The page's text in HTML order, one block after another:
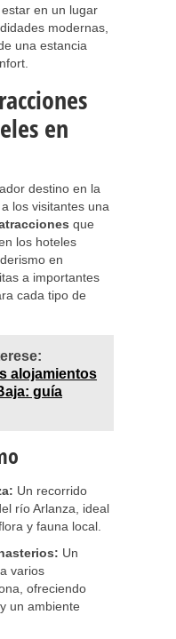
en un lugar
modernas,
una estancia
en
destino en la
los visitantes una
que
los hoteles
en
a importantes
cada tipo de
alojamientos
guía
Un recorrido
río Arlanza, ideal
y fauna local.
Un
varios
ofreciendo
un ambiente